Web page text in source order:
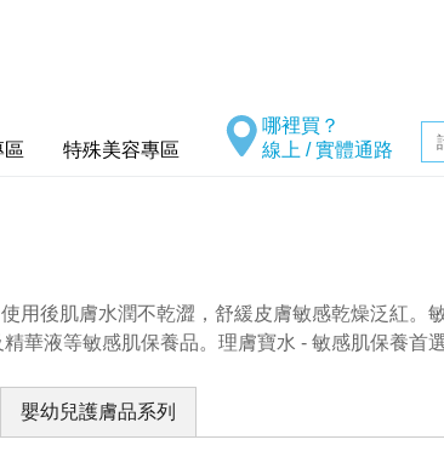
區 特殊美容專區 線上 / 實體通路
用後肌膚水潤不乾澀，舒緩皮膚敏感乾燥泛紅。
華液等敏感肌保養品。理膚寶水 - 敏感肌保養首選
嬰幼兒護膚品系列